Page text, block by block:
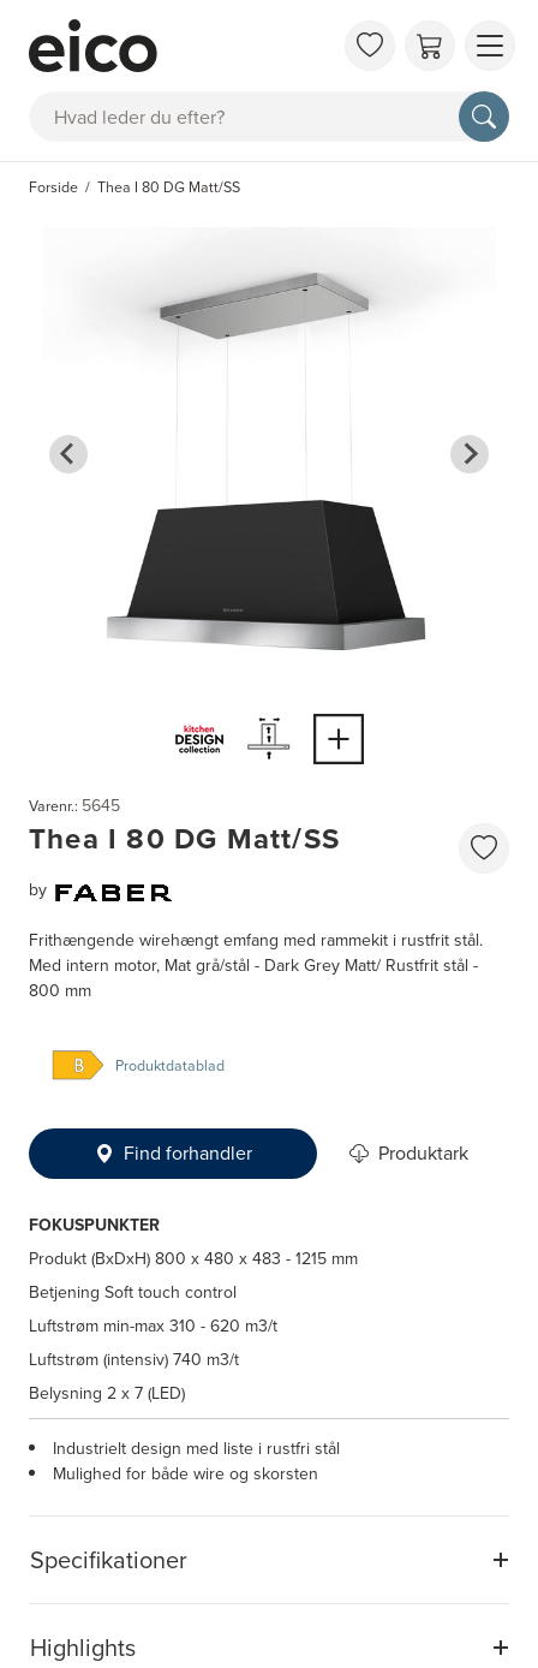
Søg
OM
FAQ
Forside Thea I 80 DG Matt/SS
Specifikationer
Highlights
Varenr.: 5645
Thea I 80 DG Matt/SS
by
Frithængende wirehængt emfang med rammekit i rustfrit stål.
Med intern motor, Mat grå/stål - Dark Grey Matt/ Rustfrit stål -
800 mm
Produktdatablad
Find forhandler Produktark
FOKUSPUNKTER
Produkt (BxDxH)800 x 480 x 483 - 1215 mm
Betjening Soft touch control
Luftstrøm min-max310 - 620 m3/t
Luftstrøm (intensiv)740 m3/t
Belysning 2 x 7 (LED)
Industrielt design med liste i rustfri stål
Mulighed for både wire og skorsten